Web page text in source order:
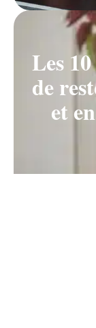
Les
de
et